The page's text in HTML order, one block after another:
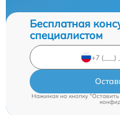
Бесплатная
специалистом
Нажимая на кнопку